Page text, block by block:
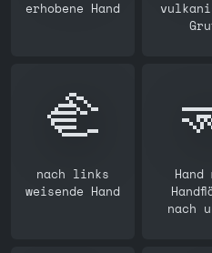
erhobene Hand
🫲
nach links
weisende Hand
nach